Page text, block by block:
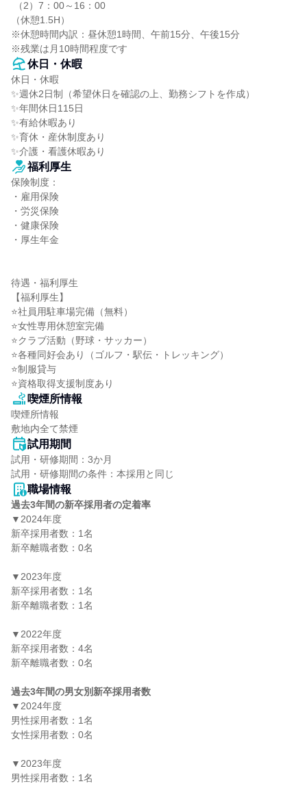
（休憩1.5H）
※休憩時間内訳：昼休憩1時間、午前15分、午後15分
※残業は月10時間程度です
休日・休暇
休日・休暇
✨週休2日制（希望休日を確認の上、勤務シフトを作成）
✨年間休日115日
✨有給休暇あり
✨育休・産休制度あり
✨介護・看護休暇あり
福利厚生
保険制度：
・雇用保険
・労災保険
・健康保険
・厚生年金
待遇・福利厚生
【福利厚生】
⭐社員用駐車場完備（無料）
⭐女性専用休憩室完備
⭐クラブ活動（野球・サッカー）
⭐各種同好会あり（ゴルフ・駅伝・トレッキング）
⭐制服貸与
⭐資格取得支援制度あり
喫煙所情報
喫煙所情報
敷地内全て禁煙
試用期間
試用・研修期間：3か月
職場情報
過去3年間の新卒採用者の定着率
▼2024年度
新卒採用者数：1名
新卒離職者数：0名
▼2023年度
新卒採用者数：1名
新卒離職者数：1名
▼2022年度
新卒採用者数：4名
新卒離職者数：0名
過去3年間の男女別新卒採用者数
▼2024年度
男性採用者数：1名
女性採用者数：0名
▼2023年度
男性採用者数：1名